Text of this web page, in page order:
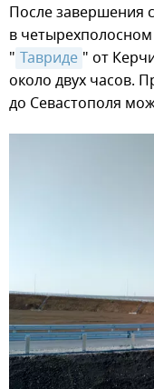
После завершения
в
" Тавриде " от
около двух часов.
до Севастополя